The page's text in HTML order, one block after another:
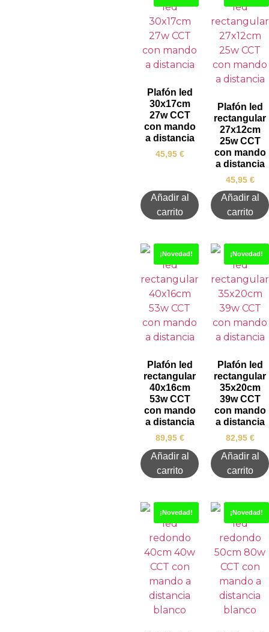
Plafón led
30x17cm
27w CCT
con mando
a distancia
45,95 €
Añadir al
carrito
Plafón led
rectangular
27x12cm
25w CCT
con mando
a distancia
45,95 €
Añadir al
carrito
¡Novedad!
Plafón led
rectangular
40x16cm
53w CCT
con mando
a distancia
89,95 €
Añadir al
carrito
¡Novedad!
Plafón led
rectangular
35x20cm
39w CCT
con mando
a distancia
82,95 €
Añadir al
carrito
¡Novedad! ¡Novedad!